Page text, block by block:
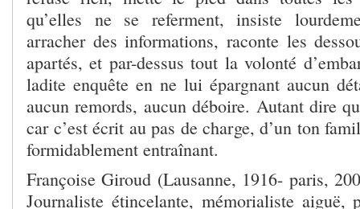
qu’elles ne se referment, insiste
arracher des informations, raconte les
apartés, et par-dessus tout la volonté
ladite enquête en ne lui épargnant aucun
aucun remords, aucun déboire. Autant dire
car c’est écrit au pas de charge, d’un ton
formidablement entraînant.
Françoise Giroud (Lausanne, 1916- paris,
Journaliste étincelante, mémorialiste aiguë,